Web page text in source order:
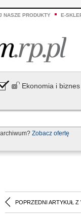
NASZE PRODUKTY E-
Ekonomia i biznes
Zobacz ofertę
POPRZEDNI ARTYKUŁ Z